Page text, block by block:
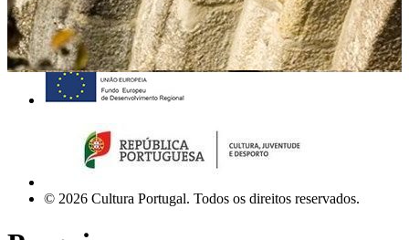
© 2026 Cultura Portugal. Todos os direitos reservados.